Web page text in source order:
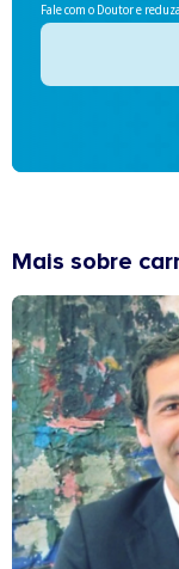
Fale com o Doutor e
Mais sobre